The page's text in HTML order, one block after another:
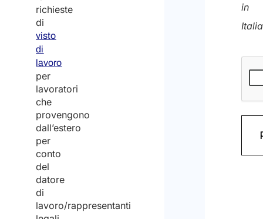
richieste
di
visto
di
lavoro
per
lavoratori
che
provengono
dall’estero
per
conto
del
datore
di
lavoro/rappresentanti
in